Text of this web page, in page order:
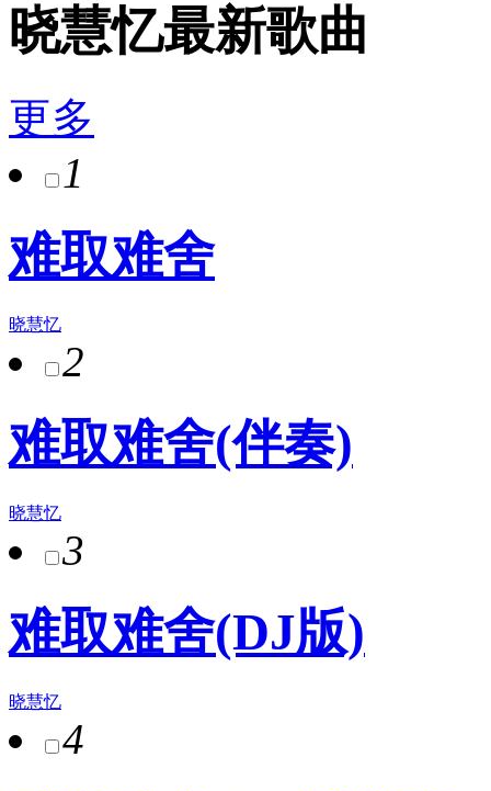
晓慧忆最新歌曲
更多
1
难取难舍
晓慧忆
2
难取难舍(伴奏)
晓慧忆
3
难取难舍(DJ版)
晓慧忆
4